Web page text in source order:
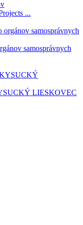
...
samosprávnych
LIESKOVEC